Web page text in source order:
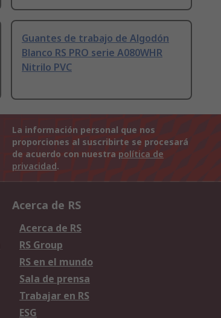
Guantes de trabajo de Algodón
Blanco RS PRO serie A080WHR
Nitrilo PVC
La información personal que nos
proporciones al suscribirte se procesará
de acuerdo con nuestra política de
privacidad.
Acerca de RS
Acerca de RS
RS Group
RS en el mundo
Sala de prensa
Trabajar en RS
ESG